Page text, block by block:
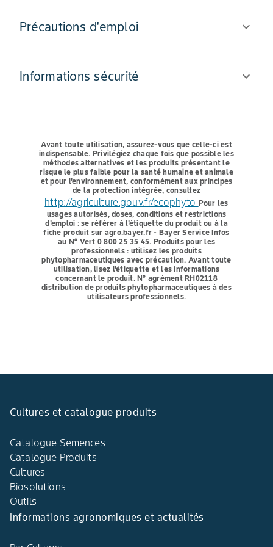
Précautions d'emploi
Informations sécurité
Avant toute utilisation, assurez-vous que celle-ci est
indispensable. Privilégiez chaque fois que possible les
méthodes alternatives et les produits présentant le
risque le plus faible pour la santé humaine et animale
et pour l'environnement, conformément aux principes
de la protection intégrée, consultez
http://agriculture.gouv.fr/ecophyto Pour les
usages autorisés, doses, conditions et restrictions
d'emploi : se référer à l'étiquette du produit ou à la
fiche produit sur agro.bayer.fr - Bayer Service Infos
au N° Vert 0 800 25 35 45. Produits pour les
professionnels : utilisez les produits
phytopharmaceutiques avec précaution. Avant toute
utilisation, lisez l'étiquette et les informations
concernant le produit. N° agrément RH02118
distribution de produits phytopharmaceutiques à des
utilisateurs professionnels.
Cultures et catalogue produits
Catalogue Semences
Catalogue Produits
Cultures
Biosolutions
Outils
Informations agronomiques et actualités